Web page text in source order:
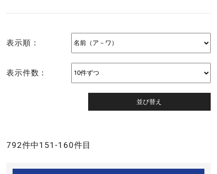
表示順：
表示件数：
792件中151-160件目